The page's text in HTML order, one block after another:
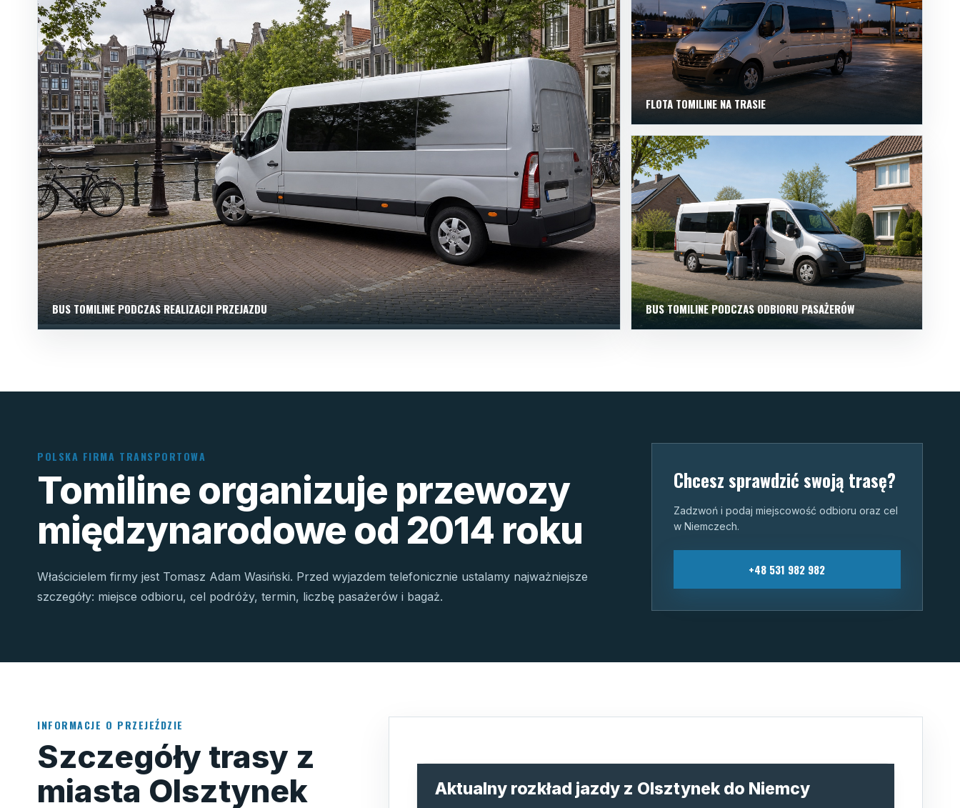
BUS TOMILINE PODCZAS REALIZACJI PRZEJAZDU
FLOTA TOMILINE NA TRASIE
BUS TOMILINE PODCZAS ODBIORU PASAŻERÓW
POLSKA FIRMA TRANSPORTOWA
Tomiline organizuje przewozy
międzynarodowe od 2014 roku
Właścicielem firmy jest Tomasz Adam Wasiński. Przed wyjazdem telefonicznie ustalamy najważniejsze
szczegóły: miejsce odbioru, cel podróży, termin, liczbę pasażerów i bagaż.
Chcesz sprawdzić swoją trasę?
Zadzwoń i podaj miejscowość odbioru oraz cel
w Niemczech.
+48 531 982 982
INFORMACJE O PRZEJEŹDZIE
Szczegóły trasy z
miasta Olsztynek
Aktualny rozkład jazdy z Olsztynek do Niemcy